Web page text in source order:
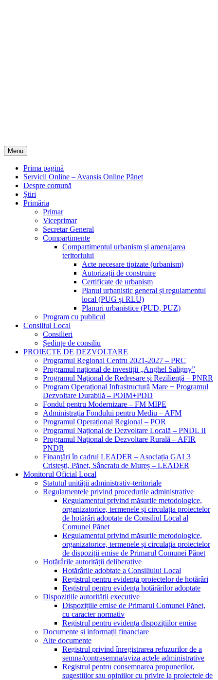
Menu
Prima pagină
Servicii Online – Avansis Online Pănet
Despre comună
Știri
Primăria
Primar
Viceprimar
Secretar General
Compartimente
Compartimentul urbanism și amenajarea
teritoriului
Acte necesare tipizate (urbanism)
Autorizații de construire
Certificate de urbanism
Planul urbanistic general și regulamentul
local (PUG și RLU)
Planuri urbanistice (PUD, PUZ)
Program cu publicul
Consiliul Local
Consilieri
Ședințe de consiliu
PROIECTE DE DEZVOLTARE
Programul Regional Centru 2021-2027 – PRC
Programul național de investiții „Anghel Saligny”
Programul Național de Redresare și Reziliență – PNRR
Program Operațional Infrastructură Mare + Programul
Dezvoltare Durabilă – POIM+PDD
Fondul pentru Modernizare – FM MIPE
Administrația Fondului pentru Mediu – AFM
Programul Operațional Regional – POR
Programul Național de Dezvoltare Locală – PNDL II
Programul Național de Dezvoltare Rurală – AFIR
PNDR
Finanțări în cadrul LEADER – Asociația GAL3
Cristești, Pănet, Sâncraiu de Mureș – LEADER
Monitorul Oficial Local
Statutul unității administrativ-teritoriale
Regulamentele privind procedurile administrative
Regulamentul privind măsurile metodologice,
organizatorice, termenele și circulația proiectelor
de hotărâri adoptate de Consiliul Local al
Comunei Pănet
Regulamentul privind măsurile metodologice,
organizatorice, termenele și circulația proiectelor
de dispoziții emise de Primarul Comunei Pănet
Hotărârile autorității deliberative
Hotărârile adobtate a Consiliului Local
Registrul pentru evidența proiectelor de hotărâri
Registrul pentru evidența hotărârilor adoptate
Dispozițiile autorității executive
Dispozițiile emise de Primarul Comunei Pănet,
cu caracter normativ
Registrul pentru evidența dispozițiilor emise
Documente și informații financiare
Alte documente
Registrul privind înregistrarea refuzurilor de a
semna/contrasemna/aviza actele administrative
Registrul pentru consemnarea propunerilor,
sugestiilor sau opiniilor cu privire la proiectele de